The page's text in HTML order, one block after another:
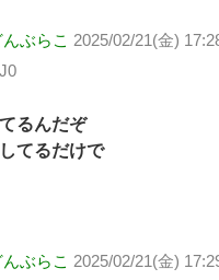
ぶらこ 2025/02/21(金)
るんだぞ
てるだけで
ぶらこ 2025/02/21(金)